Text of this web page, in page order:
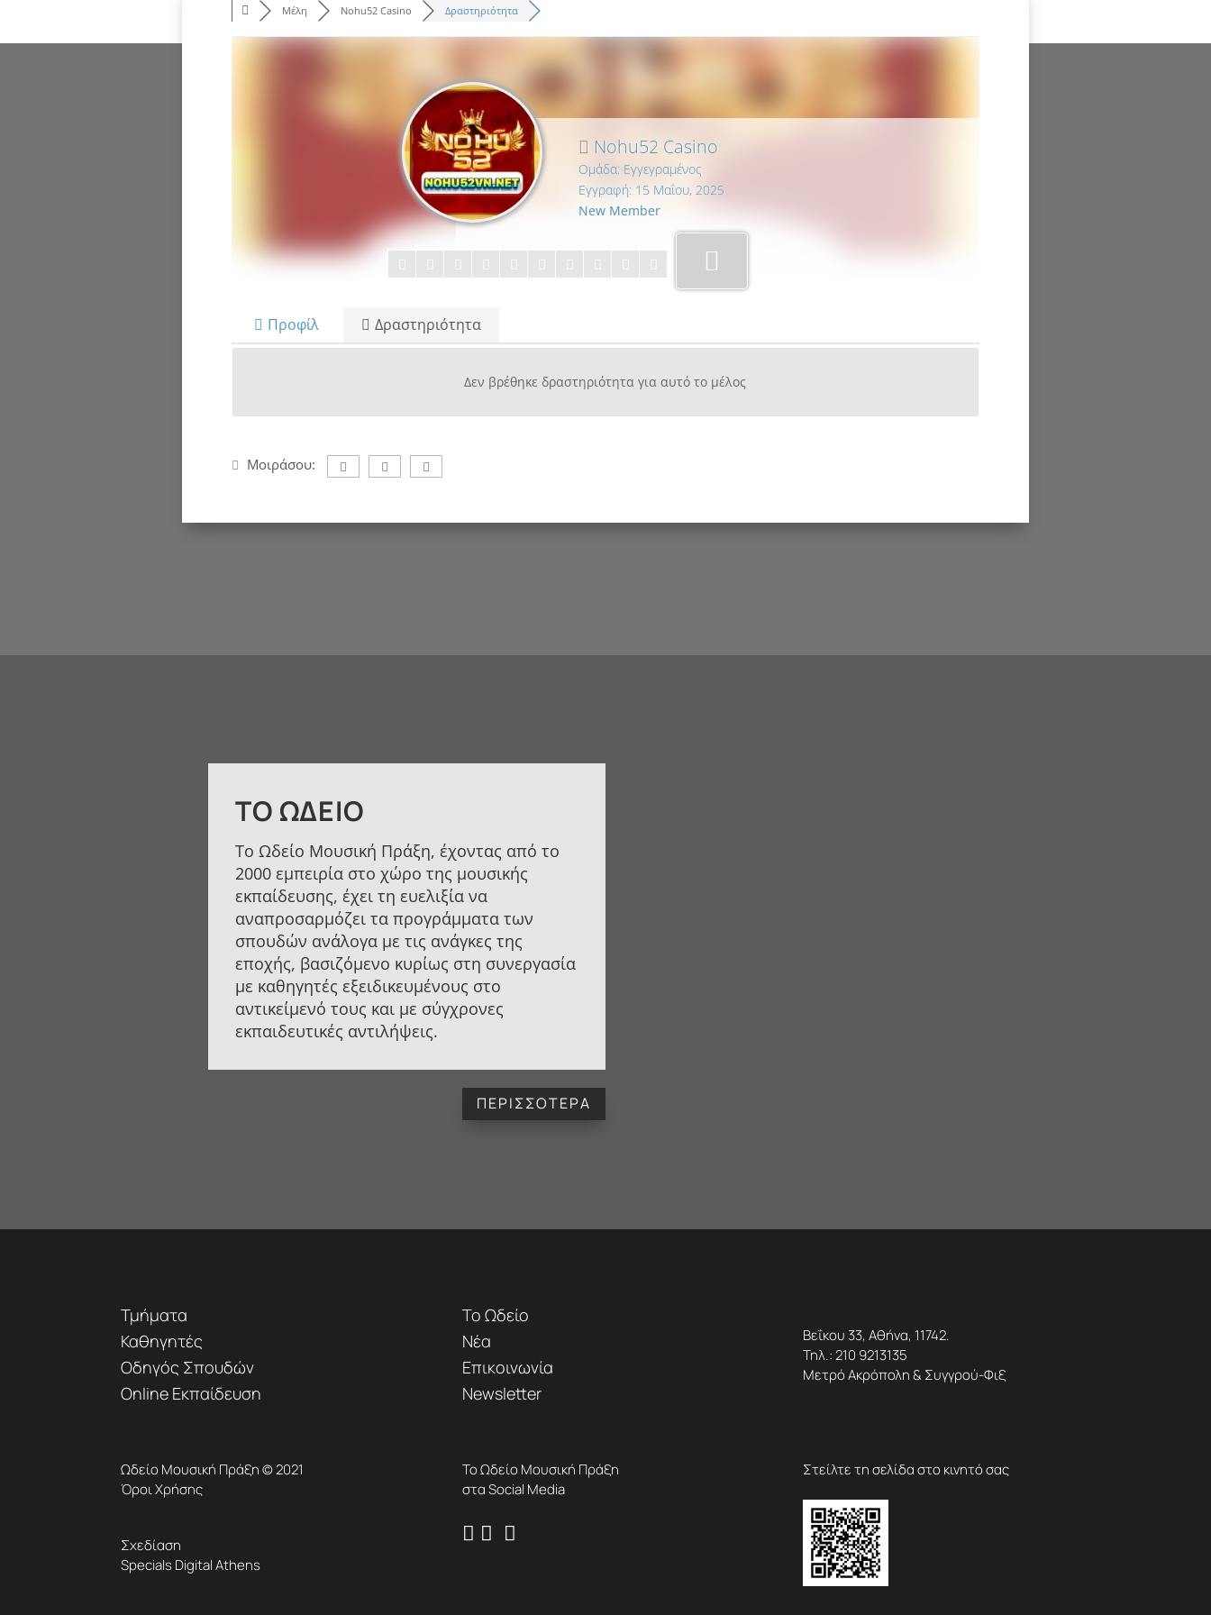
Μέλη Nohu52 Casino Δραστηριότητα
Nohu52 Casino
Ομάδα: Εγγεγραμένος
Εγγραφή: 15 Μαΐου, 2025
New Member
Προφίλ Δραστηριότητα
Δεν βρέθηκε δραστηριότητα για αυτό το μέλος
Μοιράσου:
ΤΟ ΩΔΕΊΟ
Το Ωδείο Μουσική Πράξη, έχοντας από το
2000 εμπειρία στο χώρο της μουσικής
εκπαίδευσης, έχει τη ευελιξία να
αναπροσαρμόζει τα προγράμματα των
σπουδών ανάλογα με τις ανάγκες της
εποχής, βασιζόμενο κυρίως στη συνεργασία
με καθηγητές εξειδικευμένους στο
αντικείμενό τους και με σύγχρονες
εκπαιδευτικές αντιλήψεις.
ΠΕΡΙΣΣΟΤΕΡΑ
Τμήματα
Καθηγητές
Οδηγός Σπουδών
Online Εκπαίδευση
Το Ωδείο
Νέα
Επικοινωνία
Newsletter
Βεΐκου 33, Αθήνα, 11742.
Τηλ.:210 9213135
Μετρό Ακρόπολη & Συγγρού-Φιξ
Ωδείο Μουσική Πράξη © 2021
Όροι Χρήσης
Σχεδίαση
Specials Digital Athens
Το Ωδείο Μουσική Πράξη
στα Social Media
  
Στείλτε τη σελίδα στο κινητό σας